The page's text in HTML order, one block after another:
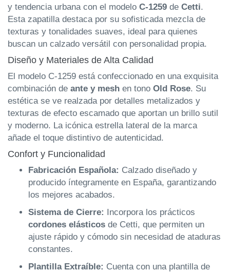
y tendencia urbana con el modelo C-1259 de Cetti.
Esta zapatilla destaca por su sofisticada mezcla de
texturas y tonalidades suaves, ideal para quienes
buscan un calzado versátil con personalidad propia.
Diseño y Materiales de Alta Calidad
El modelo C-1259 está confeccionado en una exquisita
combinación de ante y mesh en tono Old Rose. Su
estética se ve realzada por detalles metalizados y
texturas de efecto escamado que aportan un brillo sutil
y moderno. La icónica estrella lateral de la marca
añade el toque distintivo de autenticidad.
Confort y Funcionalidad
Fabricación Española: Calzado diseñado y
producido íntegramente en España, garantizando
los mejores acabados.
Sistema de Cierre: Incorpora los prácticos
cordones elásticos de Cetti, que permiten un
ajuste rápido y cómodo sin necesidad de ataduras
constantes.
Plantilla Extraíble: Cuenta con una plantilla de